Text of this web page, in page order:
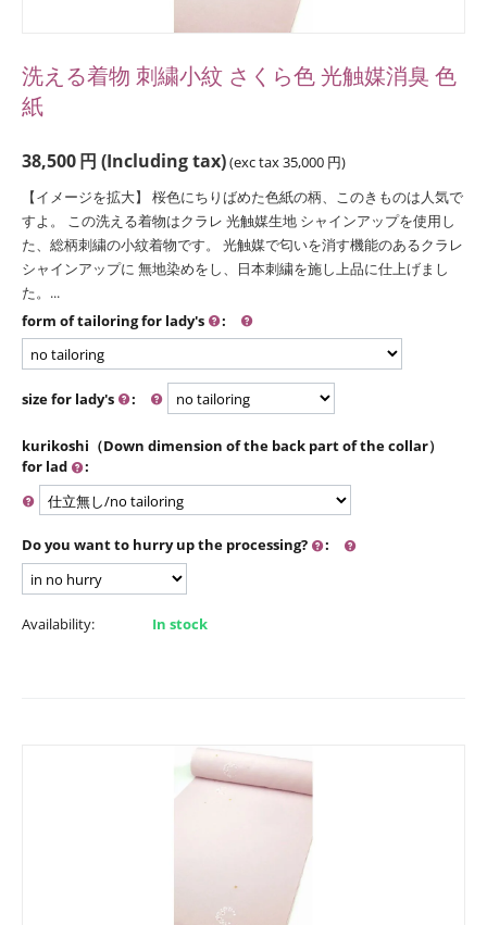
洗える着物 刺繍小紋 さくら色 光触媒消臭 色
紙
38,500円 (Including tax)(exc tax35,000 円)
【イメージを拡大】 桜色にちりばめた色紙の柄、このきものは人気で
すよ。 この洗える着物はクラレ 光触媒生地 シャインアップを使用し
た、総柄刺繍の小紋着物です。 光触媒で匂いを消す機能のあるクラレ
シャインアップに 無地染めをし、日本刺繍を施し上品に仕上げまし
た。...
form of tailoring for lady's
:
size for lady's :
kurikoshi（Down dimension of the back part of the collar）
for lad
:
Do you want to hurry up the processing? :
Availability: In stock